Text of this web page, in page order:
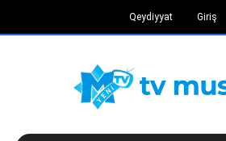
Qeydiyyat Giriş